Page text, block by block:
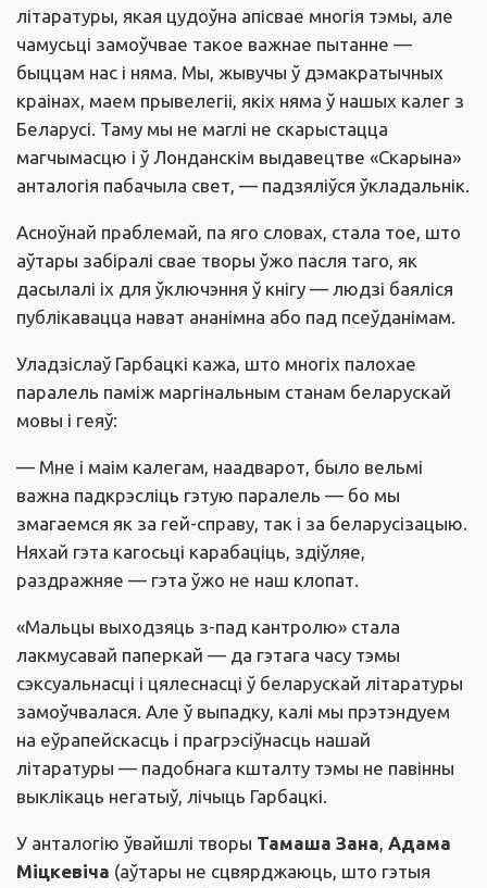
літаратуры, якая цудоўна апісвае многія тэмы, але
чамусьці замоўчвае такое важнае пытанне —
быццам нас і няма. Мы, жывучы ў дэмакратычных
краінах, маем прывелегіі, якіх няма ў нашых калег з
Беларусі. Таму мы не маглі не скарыстацца
магчымасцю і ў Лонданскім выдавецтве «Скарына»
анталогія пабачыла свет, — падзяліўся ўкладальнік.
Асноўнай праблемай, па яго словах, стала тое, што
аўтары забіралі свае творы ўжо пасля таго, як
дасылалі іх для ўключэння ў кнігу — людзі баяліся
публікавацца нават ананімна або пад псеўданімам.
Уладзіслаў Гарбацкі кажа, што многіх палохае
паралель паміж маргінальным станам беларускай
мовы і геяў:
— Мне і маім калегам, наадварот, было вельмі
важна падкрэсліць гэтую паралель — бо мы
змагаемся як за гей-справу, так і за беларусізацыю.
Няхай гэта кагосьці карабаціць, здіўляе,
раздражняе — гэта ўжо не наш клопат.
«Мальцы выходзяць з-пад кантролю» стала
лакмусавай паперкай — да гэтага часу тэмы
сэксуальнасці і цялеснасці ў беларускай літаратуры
замоўчвалася. Але ў выпадку, калі мы прэтэндуем
на еўрапейскасць і прагрэсіўнасць нашай
літаратуры — падобнага кшталту тэмы не павінны
выклікаць негатыў, лічыць Гарбацкі.
У анталогію ўвайшлі творы Тамаша Зана, Адама
Міцкевіча (аўтары не сцвярджаюць, што гэтыя